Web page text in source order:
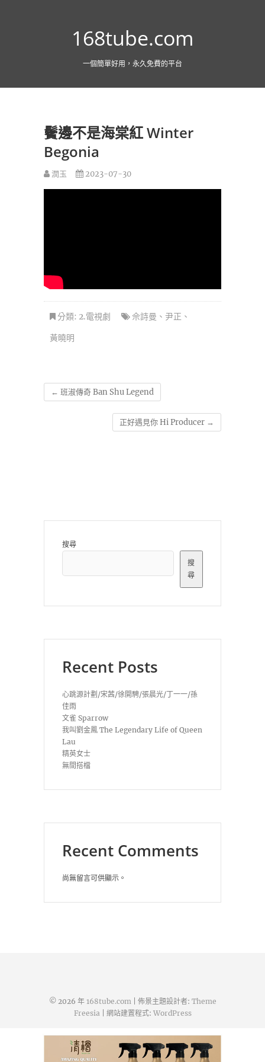
168tube.com
一個簡單好用，永久免費的平台
鬢邊不是海棠紅 Winter
Begonia
潤玉 2023-07-30
分類: 2.電視劇 佘詩曼 、 尹正 、
黃曉明
← 班淑傳奇 Ban Shu Legend
正好遇見你 Hi Producer →
搜尋
搜
尋
Recent Posts
心跳源計劃/宋茜/徐開騁/張晨光/丁一一/孫
佳雨
文雀 Sparrow
我叫劉金鳳 The Legendary Life of Queen
Lau
精英女士
無間搭檔
Recent Comments
尚無留言可供顯示。
© 2026 年 168tube.com | 佈景主題設計者: Theme
Freesia | 網站建置程式: WordPress